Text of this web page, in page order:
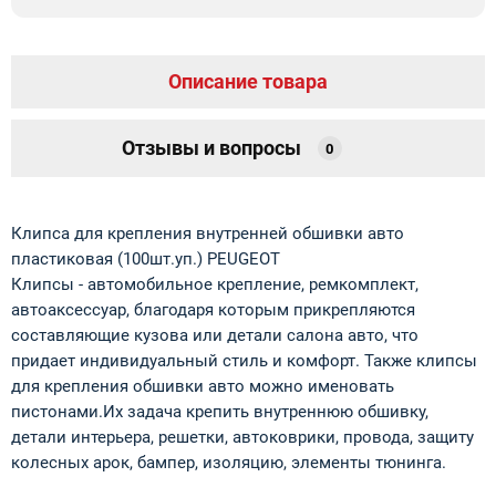
Описание товара
Отзывы и вопросы 0
Клипса для крепления внутренней обшивки авто
пластиковая (100шт.уп.) PEUGEOT
Клипсы - автомобильное крепление, ремкомплект,
автоаксессуар, благодаря которым прикрепляются
составляющие кузова или детали салона авто, что
придает индивидуальный стиль и комфорт. Также клипсы
для крепления обшивки авто можно именовать
пистонами.Их задача крепить внутреннюю обшивку,
детали интерьера, решетки, автоковрики, провода, защиту
колесных арок, бампер, изоляцию, элементы тюнинга.